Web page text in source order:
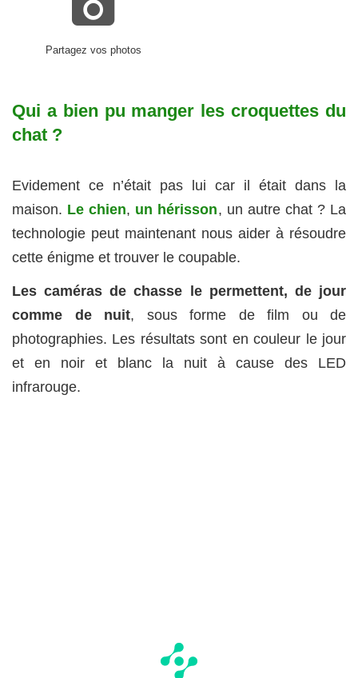
Partagez vos photos
Qui a bien pu manger les croquettes du
chat ?
Evidement ce n’était pas lui car il était dans la
maison. Le chien, un hérisson, un autre chat ? La
technologie peut maintenant nous aider à résoudre
cette énigme et trouver le coupable.
Les caméras de chasse le permettent, de jour
comme de nuit, sous forme de film ou de
photographies. Les résultats sont en couleur le jour
et en noir et blanc la nuit à cause des LED
infrarouge.